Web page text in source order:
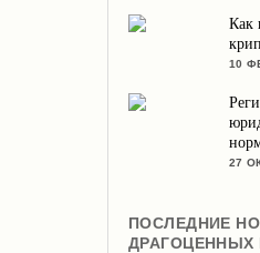
Как
10
27
ПОСЛЕДНИЕ
ДРАГОЦЕННЫХ